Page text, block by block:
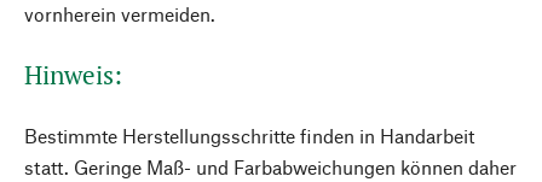
vornherein vermeiden.
Hinweis:
Bestimmte Herstellungsschritte finden in Handarbeit
statt. Geringe Maß- und Farbabweichungen können daher